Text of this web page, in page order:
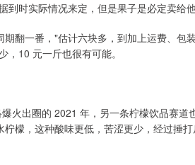
到时实际情况来定，但是果子是必定卖给
翻一番，"估计六块多，到加上运费、包
10 元一斤也很有可能。
火出圈的 2021 年，另一条柠檬饮品赛
檬，这种酸味更低，苦涩更少，经过捶